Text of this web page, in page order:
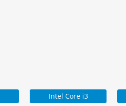
Intel Core i3